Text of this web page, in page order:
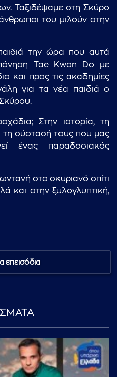
προς αναζήτηση
Ταξιδέψαμε στη Σκύρο
του μιλούν στην
την ώρα που αυτά
Tae Kwon Do με
και προς τις ακαδημίες
για τα νέα παιδιά ο
Στην ιστορία, τη
σύστασή τους που μας
ένας παραδοσιακός
στο σκυριανό σπίτι
και στην ξυλογλυπτική,
επεισόδια